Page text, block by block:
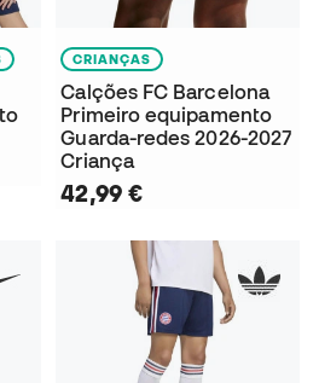
CRIANÇAS
Calções FC Barcelona
Primeiro equipamento
Guarda-redes 2026-2027
Criança
42,99 €